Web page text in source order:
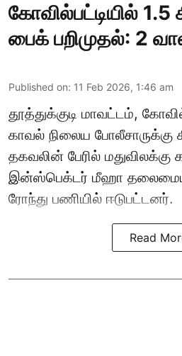
கோவில்பட்டியில்
பைக் பறிமுதல்: 2
Published on: 11 Feb 2026, 1:46 am
தூத்துக்குடி மாவட்டம்,
காவல் நிலைய போலீசாருக்கு
தகவலின் பேரில் மதுவிலக்கு
இன்ஸ்பெக்டர் மீஹா
ரோந்து பணியில் ஈடுபட்டனர்.
Read